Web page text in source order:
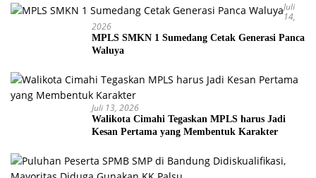
Juli
14,
2026
MPLS SMKN 1 Sumedang Cetak Generasi Panca
Waluya
Juli 13, 2026
Walikota Cimahi Tegaskan MPLS harus Jadi
Kesan Pertama yang Membentuk Karakter